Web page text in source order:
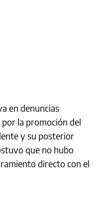
en denuncias
la promoción del
y su posterior
que no hubo
directo con el